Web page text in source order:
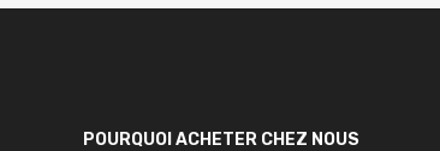
POURQUOI ACHETER CHEZ NOUS